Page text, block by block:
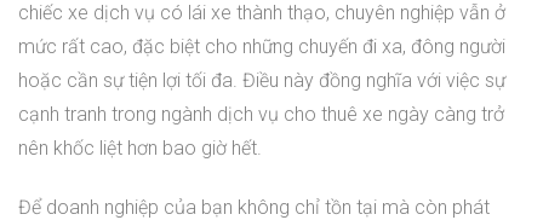
chiếc xe dịch vụ có lái xe thành thạo, chuyên nghiệp vẫn ở
mức rất cao, đặc biệt cho những chuyến đi xa, đông người
hoặc cần sự tiện lợi tối đa. Điều này đồng nghĩa với việc sự
cạnh tranh trong ngành dịch vụ cho thuê xe ngày càng trở
nên khốc liệt hơn bao giờ hết.
Để doanh nghiệp của bạn không chỉ tồn tại mà còn phát